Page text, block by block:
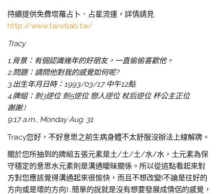
持續提供免費塔羅占卜．占星流運，詳情請見
http://www.tarotlab.tw/
Tracy
1.背景：有個認識幾年的好朋友，一直偷偷喜歡他。
2.問題：請問他對我的感覺如何呢?
3.出生年月日時：1993/03/17 中午12點
4.牌組：劍3逆位 劍5逆位 戀人逆位 杖后逆位 杯公主正位
謝謝:)
9:17 a.m., Monday Aug. 31
Tracy您好，不好意思之前生病身體不太舒服沒辦法上線解牌。
關於您所抽到的牌組五張元素是土/土/土/水/水，土元素為保
守穩定的意思水元素則是溝通曖昧關係。所以從這點看起來對
方對您應該覺得溝通起來很愉快，而且不想改變(不論是往好的
方向或是壞的方向)…簡單的說就是沒有想要發展成情侶的感覺，